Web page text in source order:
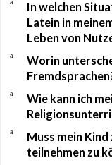
a
In welchen
Latein in
Leben von
a
Worin
a
Wie kann ich
a
Muss mein
teilnehmen zu